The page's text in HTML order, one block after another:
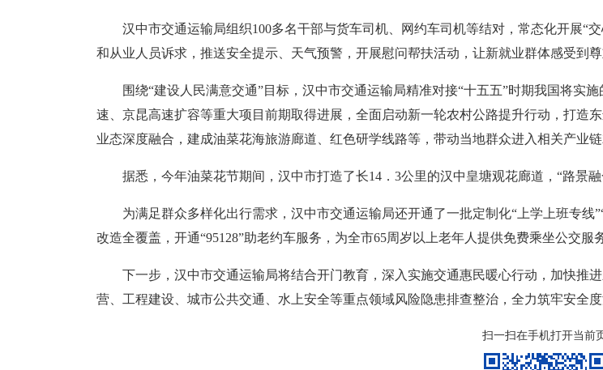
汉中市交通运输局组织100多名干部与货车司机、网约车司机等结对，常态化开展“
和从业人员诉求，推送安全提示、天气预警，开展慰问帮扶活动，让新就业群体感受到尊
围绕“建设人民满意交通”目标，汉中市交通运输局精准对接“十五五”时期我国将实
速、京昆高速扩容等重大项目前期取得进展，全面启动新一轮农村公路提升行动，打造
业态深度融合，建成油菜花海旅游廊道、红色研学线路等，带动当地群众进入相关产业链
据悉，今年油菜花节期间，汉中市打造了长14．3公里的汉中皇塘观花廊道，“路景
为满足群众多样化出行需求，汉中市交通运输局还开通了一批定制化“上学上班专
改造全覆盖，开通“95128”助老约车服务，为全市65周岁以上老年人提供免费乘坐公交服
下一步，汉中市交通运输局将结合开门教育，深入实施交通惠民暖心行动，加快推
营、工程建设、城市公共交通、水上安全等重点领域风险隐患排查整治，全力筑牢安全
扫一扫在手机打开当前